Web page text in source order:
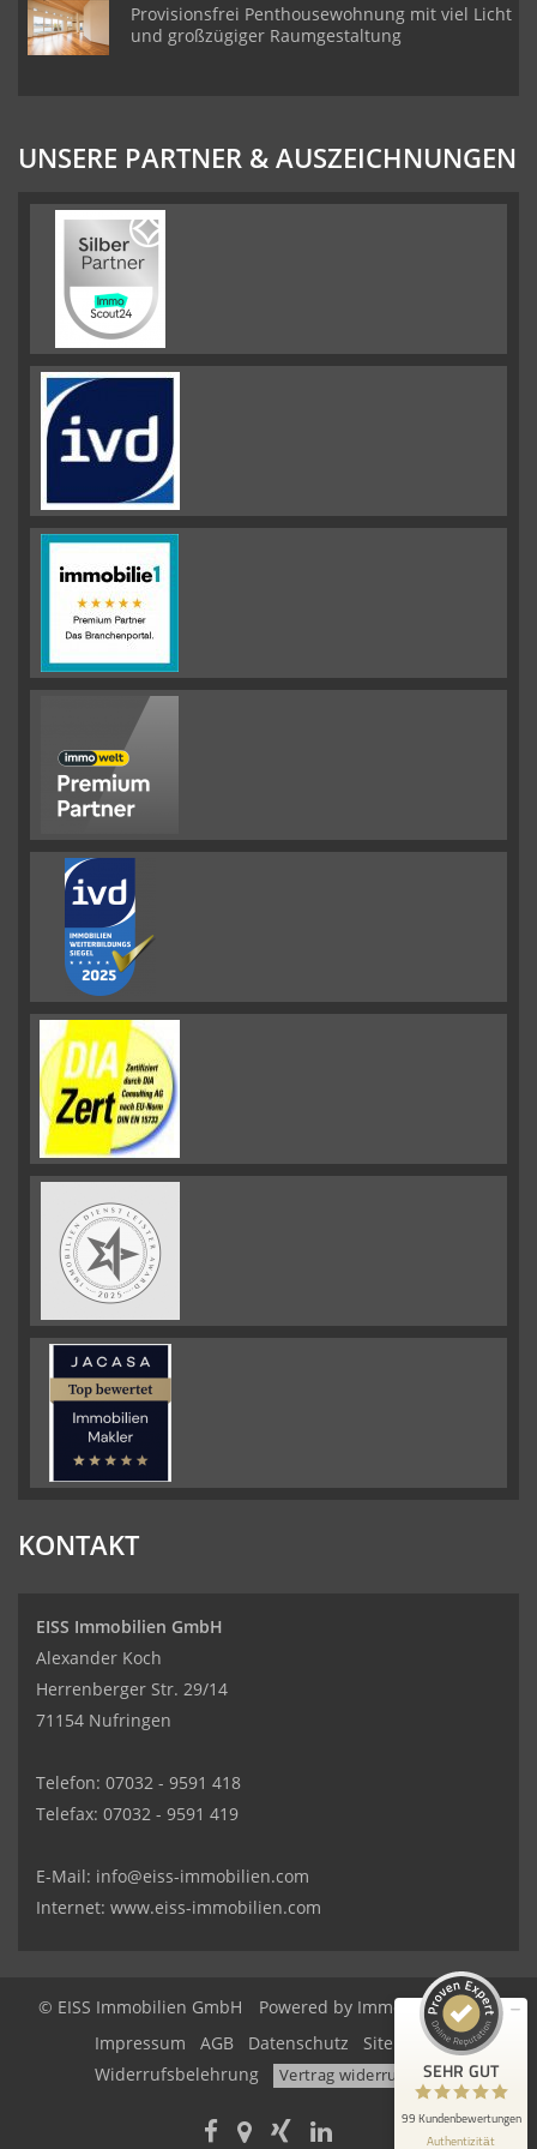
Provisionsfrei Penthousewohnung mit viel Licht
und großzügiger Raumgestaltung
UNSERE PARTNER & AUSZEICHNUNGEN
KONTAKT
EISS Immobilien GmbH
Alexander Koch
Herrenberger Str. 29/14
71154 Nufringen
Telefon: 07032 - 9591 418
Telefax: 07032 - 9591 419
E-Mail: info@eiss-immobilien.com
Internet: www.eiss-immobilien.com
© EISS Immobilien GmbH
Powered by Immonia GmbH
Impressum
AGB Datenschutz
Sitemap
Widerrufsbelehrung
Vertrag widerrufen SEHR GUT
99 Kundenbewertungen
Authentizität
SEHR GUT
3
Bewertungen auf
ProvenExpert.com
96
Bewertungen von 3
Blick aufs ProvenExpert-Profil werfen
7.8.2026